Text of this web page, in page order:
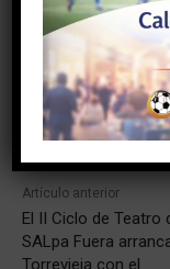
Facebook
Artículo anterior
El II Ciclo de Teatro
SALpa Fuera
Torrevieja con el